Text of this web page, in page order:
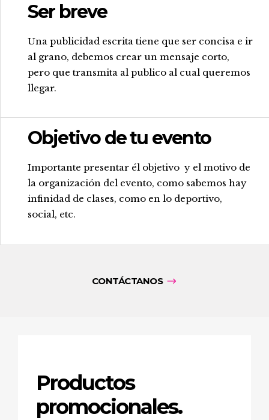
Ser breve
Una publicidad escrita tiene que ser concisa e ir
al grano, debemos crear un mensaje corto,
pero que transmita al publico al cual queremos
llegar.
Objetivo de tu evento
Importante presentar él objetivo y el motivo de
la organización del evento, como sabemos hay
infinidad de clases, como en lo deportivo,
social, etc.
CONTÁCTANOS
Productos
promocionales.